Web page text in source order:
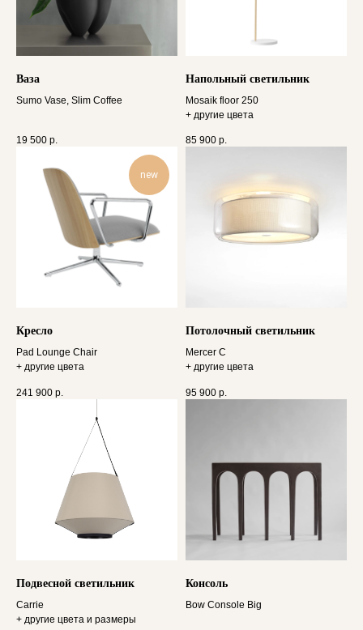
Ваза
Sumo Vase, Slim Сoffee
19 500 р.
Напольный светильник
Mosaik floor 250
+ другие цвета
85 900 р.
new
Кресло
Pad Lounge Chair
+ другие цвета
241 900 р.
Потолочный светильник
Mercer C
+ другие цвета
95 900 р.
Подвесной светильник
Carrie
+ другие цвета и размеры
Консоль
Bow Console Big